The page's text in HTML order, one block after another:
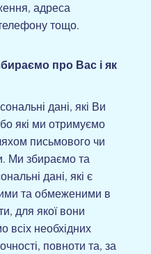
адреса
тощо.
про Вас і як
дані, які Ви
які ми отримуємо
письмового чи
Ми збираємо та
дані, які є
та обмеженими в
для якої вони
необхідних
повноти та, за